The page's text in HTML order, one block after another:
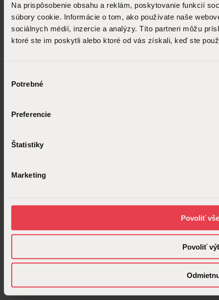
Na prispôsobenie obsahu a reklám, poskytovanie funkcií
súbory cookie. Informácie o tom, ako používate naše
sociálnych médií, inzercie a analýzy. Títo partneri môžu
ktoré ste im poskytli alebo ktoré od vás získali, keď ste
súhlasu
Potrebné
Preferencie
Štatistiky
Marketing
Povoliť
Povoliť